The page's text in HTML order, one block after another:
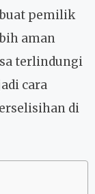
pemilik
aman
terlindungi
cara
di